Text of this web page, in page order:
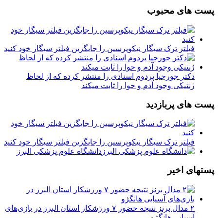
پست های محبوب
فیلتر ترک سیگار نیکوپرسین را جایگزین فیلتر سیگار خود کنید
دکتر جورجیا پردوم اسنادی را منتشر کرده که از لحاظ
ژنتیکی وجود آدم و حوا را ثابت میکند
پست های پربازدید
فیلتر ترک سیگار نیکوپرسین را جایگزین فیلتر سیگار خود کنید
دانشگاه علوم پزشکی البرز
پستهای اخیر
۲ مدال برنز نتیجه حضور ۷ ورزشکار استان البرز در بازی‌های